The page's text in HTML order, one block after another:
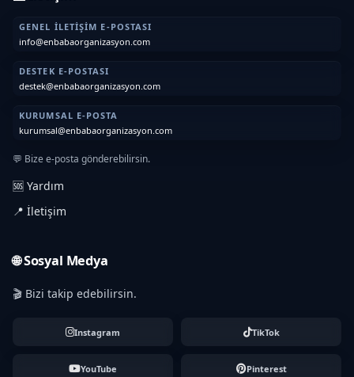
GENEL İLETIŞIM E-POSTASI
info@enbabaorganizasyon.com
DESTEK E-POSTASI
destek@enbabaorganizasyon.com
KURUMSAL E-POSTA
kurumsal@enbabaorganizasyon.com
💬 Bize e-posta gönderebilirsin.
🆘 Yardım
📍 İletişim
🌐 Sosyal Medya
🎬 Bizi takip edebilirsin.
Instagram TikTok
YouTube Pinterest